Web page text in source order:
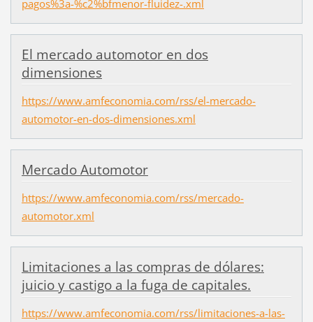
pagos%3a-%c2%bfmenor-fluidez-.xml
El mercado automotor en dos
dimensiones
https://www.amfeconomia.com/rss/el-mercado-
automotor-en-dos-dimensiones.xml
Mercado Automotor
https://www.amfeconomia.com/rss/mercado-
automotor.xml
Limitaciones a las compras de dólares:
juicio y castigo a la fuga de capitales.
https://www.amfeconomia.com/rss/limitaciones-a-las-